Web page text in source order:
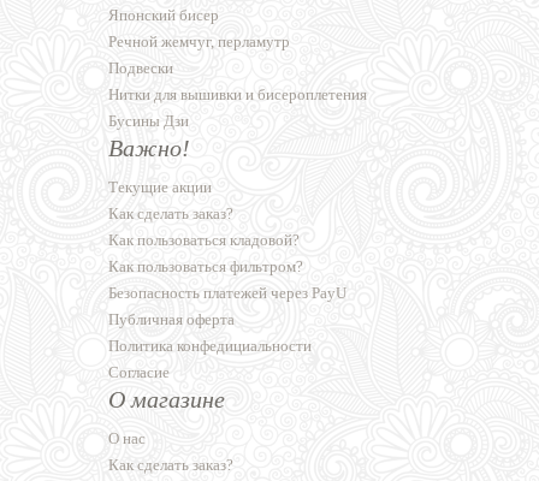
Японский бисер
Речной жемчуг, перламутр
Подвески
Нитки для вышивки и бисероплетения
Бусины Дзи
Важно!
Текущие акции
Как сделать заказ?
Как пользоваться кладовой?
Как пользоваться фильтром?
Безопасность платежей через PayU
Публичная оферта
Политика конфедициальности
Согласие
О магазине
О нас
Как сделать заказ?